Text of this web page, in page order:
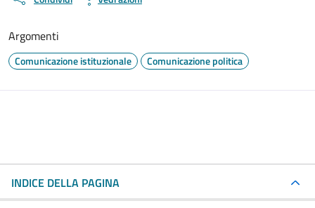
Argomenti
Comunicazione istituzionale Comunicazione politica
INDICE DELLA PAGINA